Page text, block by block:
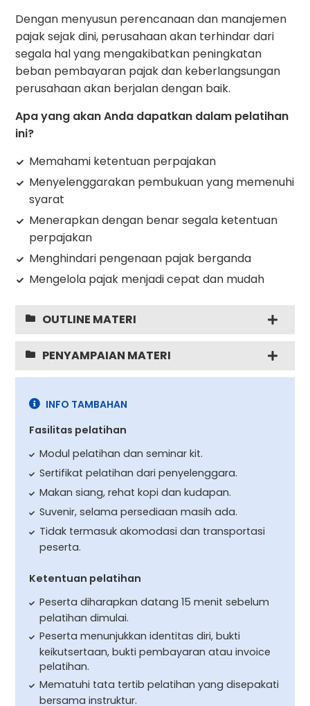
Dengan menyusun perencanaan dan manajemen
pajak sejak dini, perusahaan akan terhindar dari
segala hal yang mengakibatkan peningkatan
beban pembayaran pajak dan keberlangsungan
perusahaan akan berjalan dengan baik.
Apa yang akan Anda dapatkan dalam pelatihan
ini?
Memahami ketentuan perpajakan
Menyelenggarakan pembukuan yang memenuhi
syarat
Menerapkan dengan benar segala ketentuan
perpajakan
Menghindari pengenaan pajak berganda
Mengelola pajak menjadi cepat dan mudah
OUTLINE MATERI
PENYAMPAIAN MATERI
INFO TAMBAHAN
Fasilitas pelatihan
Modul pelatihan dan seminar kit.
Sertifikat pelatihan dari penyelenggara.
Makan siang, rehat kopi dan kudapan.
Suvenir, selama persediaan masih ada.
Tidak termasuk akomodasi dan transportasi
peserta.
Ketentuan pelatihan
Peserta diharapkan datang 15 menit sebelum
pelatihan dimulai.
Peserta menunjukkan identitas diri, bukti
keikutsertaan, bukti pembayaran atau invoice
pelatihan.
Mematuhi tata tertib pelatihan yang disepakati
bersama instruktur.